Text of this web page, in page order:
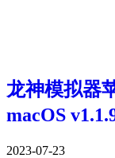
龙神模拟器
macOS
2023-07-23